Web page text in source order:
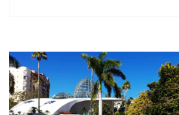
de
Esparto
read